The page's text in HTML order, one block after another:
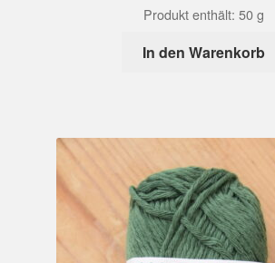
Produkt enthält: 50g
In den Warenkorb